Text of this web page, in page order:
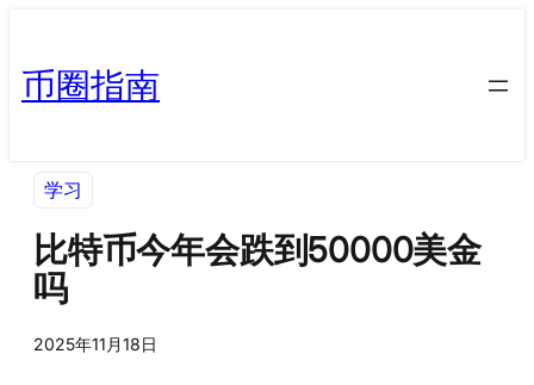
币圈指南
学习
比特币今年会跌到50000美金
吗
2025年11月18日